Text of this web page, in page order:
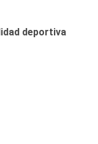
deportiva